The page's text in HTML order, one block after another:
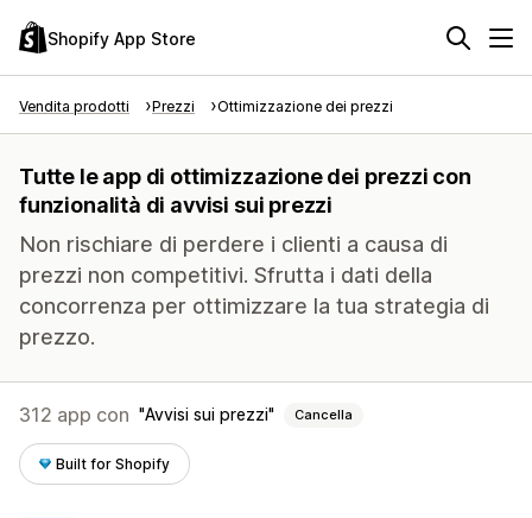
Shopify App Store
Vendita prodotti Prezzi Ottimizzazione dei prezzi
Tutte le app di ottimizzazione dei prezzi con
funzionalità di avvisi sui prezzi
Non rischiare di perdere i clienti a causa di
prezzi non competitivi. Sfrutta i dati della
concorrenza per ottimizzare la tua strategia di
prezzo.
312 app con Avvisi sui prezzi Cancella
Built for Shopify